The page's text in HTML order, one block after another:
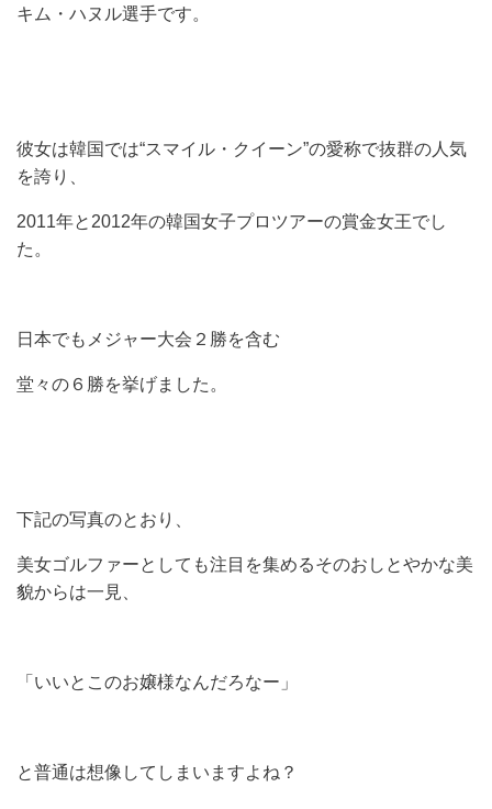
キム・ハヌル選手です。
彼女は韓国では“スマイル・クイーン”の愛称で抜群の人気
を誇り、
2011年と2012年の韓国女子プロツアーの賞金女王でし
た。
日本でもメジャー大会２勝を含む
堂々の６勝を挙げました。
下記の写真のとおり、
美女ゴルファーとしても注目を集めるそのおしとやかな美
貌からは一見、
「いいとこのお嬢様なんだろなー」
と普通は想像してしまいますよね？